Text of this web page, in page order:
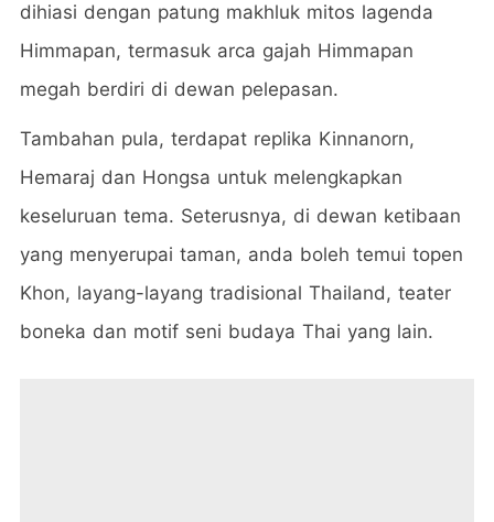
dihiasi dengan patung makhluk mitos lagenda
Himmapan, termasuk arca gajah Himmapan
megah berdiri di dewan pelepasan.
Tambahan pula, terdapat replika Kinnanorn,
Hemaraj dan Hongsa untuk melengkapkan
keseluruan tema. Seterusnya, di dewan ketibaan
yang menyerupai taman, anda boleh temui topen
Khon, layang-layang tradisional Thailand, teater
boneka dan motif seni budaya Thai yang lain.